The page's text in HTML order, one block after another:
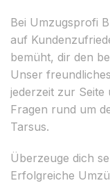
Bei Umzugsprofi
auf
bemüht, dir den
Unser
jederzeit zur Seite
Fragen rund um
Tarsus.
Überzeuge dich
Erfolgreiche